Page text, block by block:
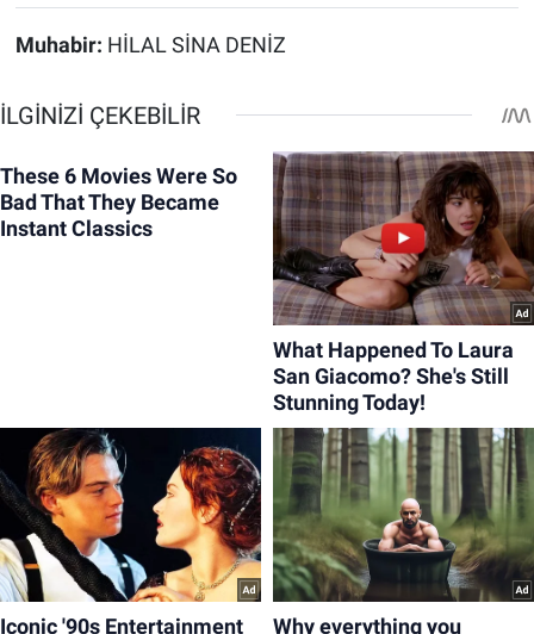
Muhabir: HİLAL SİNA DENİZ